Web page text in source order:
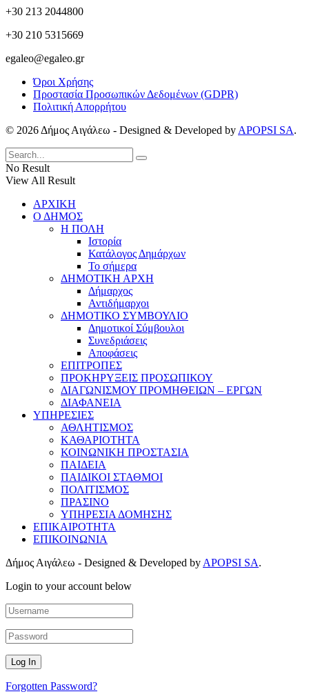
+30 213 2044800
+30 210 5315669
egaleo@egaleo.gr
Όροι Χρήσης
Προστασία Προσωπικών Δεδομένων (GDPR)
Πολιτική Απορρήτου
© 2026 Δήμος Αιγάλεω - Designed & Developed by APOPSI SA.
No Result
View All Result
ΑΡΧΙΚΗ
Ο ΔΗΜΟΣ
Η ΠΟΛΗ
Ιστορία
Κατάλογος Δημάρχων
Το σήμερα
ΔΗΜΟΤΙΚΗ ΑΡΧΗ
Δήμαρχος
Αντιδήμαρχοι
ΔΗΜΟΤΙΚΟ ΣΥΜΒΟΥΛΙΟ
Δημοτικοί Σύμβουλοι
Συνεδριάσεις
Αποφάσεις
ΕΠΙΤΡΟΠΕΣ
ΠΡΟΚΗΡΥΞΕΙΣ ΠΡΟΣΩΠΙΚΟΥ
ΔΙΑΓΩΝΙΣΜΟΥ ΠΡΟΜΗΘΕΙΩΝ – ΕΡΓΩΝ
ΔΙΑΦΑΝΕΙΑ
ΥΠΗΡΕΣΙΕΣ
ΑΘΛΗΤΙΣΜΟΣ
ΚΑΘΑΡΙΟΤΗΤΑ
ΚΟΙΝΩΝΙΚΗ ΠΡΟΣΤΑΣΙΑ
ΠΑΙΔΕΙΑ
ΠΑΙΔΙΚΟΙ ΣΤΑΘΜΟΙ
ΠΟΛΙΤΙΣΜΟΣ
ΠΡΑΣΙΝΟ
ΥΠΗΡΕΣΙΑ ΔΟΜΗΣΗΣ
ΕΠΙΚΑΙΡΟΤΗΤΑ
ΕΠΙΚΟΙΝΩΝΙΑ
Δήμος Αιγάλεω - Designed & Developed by APOPSI SA.
Login to your account below
Forgotten Password?